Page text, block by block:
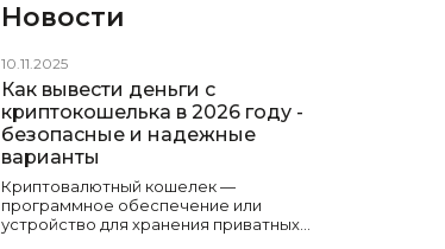
Новости
10.11.2025
Как вывести деньги с
криптокошелька в 2026 году -
безопасные и надежные
варианты
Криптовалютный кошелек —
программное обеспечение или
устройство для хранения приватных…